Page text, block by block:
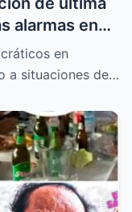
alarmas en
en
a situaciones de…